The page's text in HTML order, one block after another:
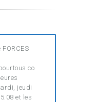
jeudi
et les